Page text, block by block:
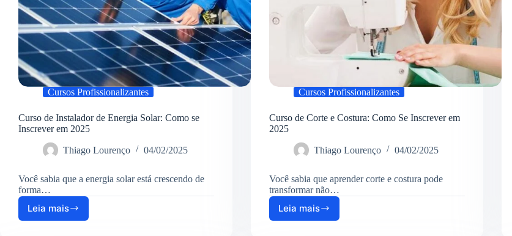
Cursos Profissionalizantes
Curso de Instalador de Energia Solar: Como se
Inscrever em 2025
Thiago Lourenço 04/02/2025
Você sabia que a energia solar está crescendo de
forma…
Leia mais
Curso
Cursos Profissionalizantes
Curso de Corte e Costura: Como Se Inscrever em
2025
Thiago Lourenço 04/02/2025
Você sabia que aprender corte e costura pode
transformar não…
Leia mais
Curso